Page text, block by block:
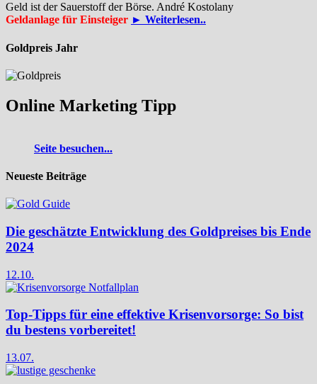
Geld ist der Sauerstoff der Börse. André Kostolany
Geldanlage für Einsteiger ► Weiterlesen..
Goldpreis Jahr
Online Marketing Tipp
Seite besuchen...
Neueste Beiträge
Die geschätzte Entwicklung des Goldpreises bis Ende
2024
12.10.
Top-Tipps für eine effektive Krisenvorsorge: So bist
du bestens vorbereitet!
13.07.